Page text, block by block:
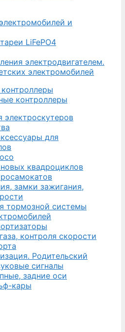
и
LiFePO4
электродвигателем.
электромобилей
контроллеры
электроскутеров
для
квадроциклов
замки зажигания,
тормозной системы
контроля скорости
Родительский
сигналы
задние оси
кары